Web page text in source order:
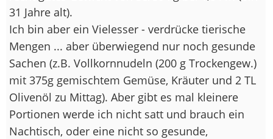
31 Jahre alt).
Ich bin aber ein Vielesser - verdrücke tierische
Mengen ... aber überwiegend nur noch gesunde
Sachen (z.B. Vollkornnudeln (200 g Trockengew.)
mit 375g gemischtem Gemüse, Kräuter und 2 TL
Olivenöl zu Mittag). Aber gibt es mal kleinere
Portionen werde ich nicht satt und brauch ein
Nachtisch, oder eine nicht so gesunde,